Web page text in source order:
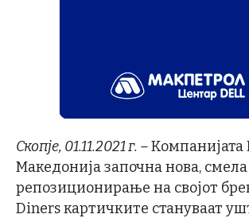
Скопје, 01.11.2021 г. –Компанијата
Македонија започна нова,
репозиционирање на својот
Diners картичките стануваат